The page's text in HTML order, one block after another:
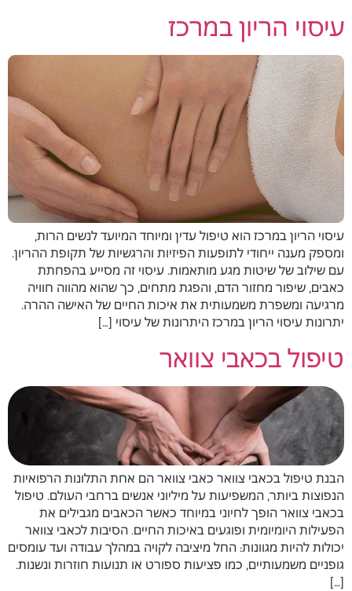
עיסוי הריון במרכז
עיסוי הריון במרכז הוא טיפול עדין ומיוחד המיועד לנשים הרות,
ומספק מענה ייחודי לתופעות הפיזיות והרגשיות של תקופת ההריון.
עם שילוב של שיטות מגע מותאמות. עיסוי זה מסייע בהפחתת
כאבים, שיפור מחזור הדם, והפגת מתחים, כך שהוא מהווה חוויה
מרגיעה ומשפרת משמעותית את איכות החיים של האישה ההרה.
יתרונות עיסוי הריון במרכז היתרונות של עיסוי […]
טיפול בכאבי צוואר
הבנת טיפול בכאבי צוואר כאבי צוואר הם אחת התלונות הרפואיות
הנפוצות ביותר, המשפיעות על מיליוני אנשים ברחבי העולם. טיפול
בכאבי צוואר הופך לחיוני במיוחד כאשר הכאבים מגבילים את
הפעילות היומיומית ופוגעים באיכות החיים. הסיבות לכאבי צוואר
יכולות להיות מגוונות: החל מיציבה לקויה במהלך עבודה ועד עומסים
גופניים משמעותיים, כמו פציעות ספורט או תנועות חוזרות ונשנות.
[…]